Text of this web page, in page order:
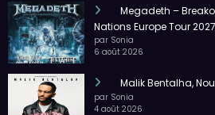
Megadeth –
Nations Europe Tour 2027
par Sonia
6 août 2026
Malik Bentalha,
par Sonia
4 août 2026